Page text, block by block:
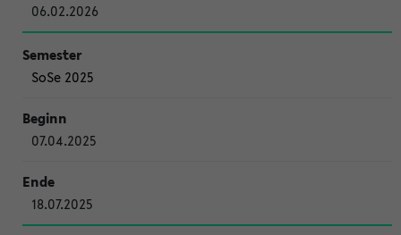
06.02.2026
SoSe 2025
07.04.2025
18.07.2025